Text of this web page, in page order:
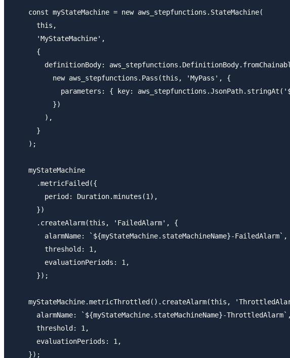
    const myStateMachine = new aws_stepfunctions.StateMachine(
      this,
      'MyStateMachine',
      {
definitionBody:
          new aws_stepfunctions.Pass(this, 'MyPass', {
parameters: { key:
          })
        ),
      }
    );
    myStateMachine
      .metricFailed({
        period: Duration.minutes(1),
      })
      .createAlarm(this, 'FailedAlarm', {
        alarmName: `${myStateMachine.stateMachineName}-FailedAlarm`,
        threshold: 1,
        evaluationPeriods: 1,
      });
myStateMachine.metricThrottled().createAlarm(this,
      alarmName: `${myStateMachine.stateMachineName}-ThrottledAlarm`,
      threshold: 1,
      evaluationPeriods: 1,
    });